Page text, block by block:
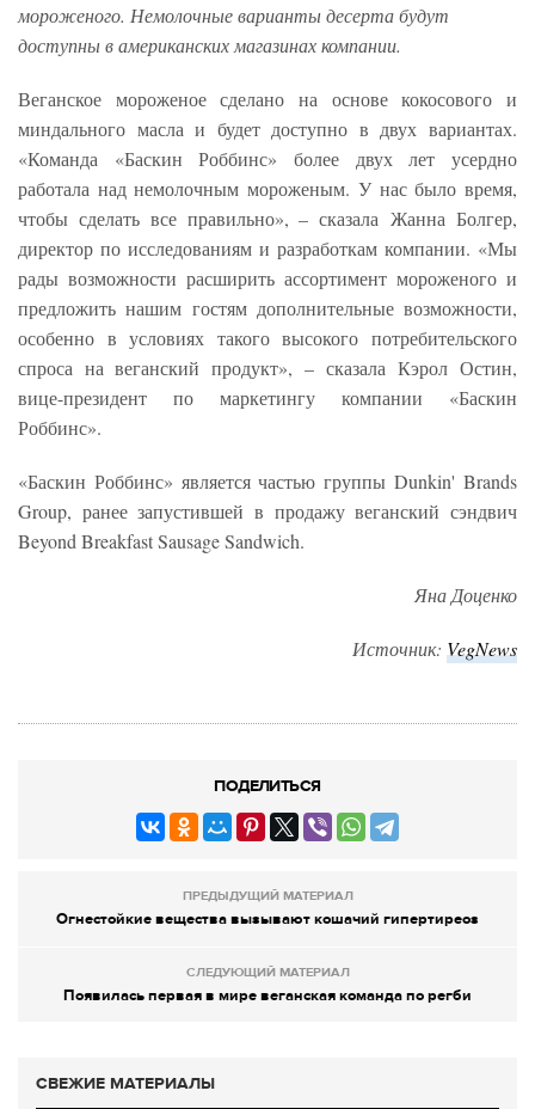
мороженого. Немолочные варианты десерта будут
доступны в американских магазинах компании.
Веганское мороженое сделано на основе кокосового и
миндального масла и будет доступно в двух вариантах.
«Команда «Баскин Роббинс» более двух лет усердно
работала над немолочным мороженым. У нас было время,
чтобы сделать все правильно», – сказала Жанна Болгер,
директор по исследованиям и разработкам компании. «Мы
рады возможности расширить ассортимент мороженого и
предложить нашим гостям дополнительные возможности,
особенно в условиях такого высокого потребительского
спроса на веганский продукт», – сказала Кэрол Остин,
вице-президент по маркетингу компании «Баскин
Роббинс».
«Баскин Роббинс» является частью группы Dunkin' Brands
Group, ранее запустившей в продажу веганский сэндвич
Beyond Breakfast Sausage Sandwich.
Яна Доценко
Источник: VegNews
ПОДЕЛИТЬСЯ
ПРЕДЫДУЩИЙ МАТЕРИАЛ
Огнестойкие вещества вызывают кошачий гипертиреоз
СЛЕДУЮЩИЙ МАТЕРИАЛ
Появилась первая в мире веганская команда по регби
СВЕЖИЕ МАТЕРИАЛЫ